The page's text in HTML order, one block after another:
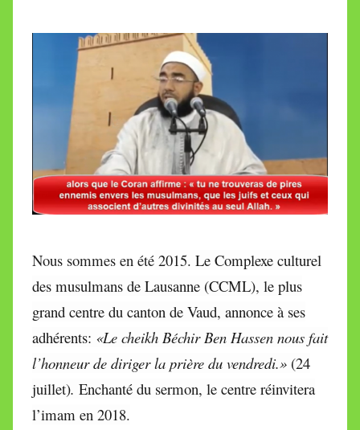
l
l
l
e
t
t
e
Nous sommes en été 2015. Le Complexe culturel
des musulmans de Lausanne (CCML), le plus
grand centre du canton de Vaud, annonce à ses
adhérents: «Le cheikh Béchir Ben Hassen nous fait
l’honneur de diriger la prière du vendredi.» (24
juillet). Enchanté du sermon, le centre réinvitera
l’imam en 2018.